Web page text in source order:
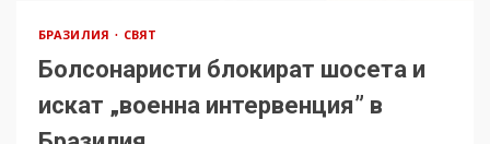
БРАЗИЛИЯ СВЯТ
Болсонаристи блокират шосета и
искат „военна интервенция” в